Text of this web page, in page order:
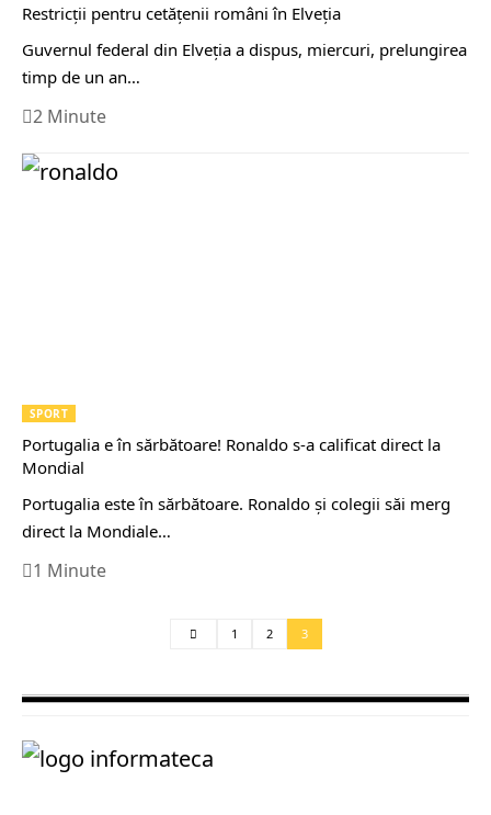
Restricții pentru cetăţenii români în Elveția
Guvernul federal din Elveţia a dispus, miercuri, prelungirea
timp de un an…
2 Minute
SPORT
Portugalia e în sărbătoare! Ronaldo s-a calificat direct la
Mondial
Portugalia este în sărbătoare. Ronaldo şi colegii săi merg
direct la Mondiale…
1 Minute
1 2 3